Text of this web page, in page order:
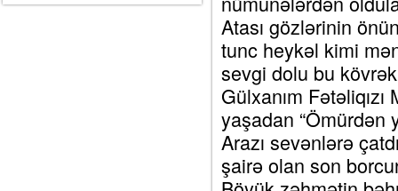
Atası gözlərinin
tunc heykəl kimi
sevgi dolu bu
Gülxanım
yaşadan “Ömürdən
Arazı sevənlərə
şairə olan son